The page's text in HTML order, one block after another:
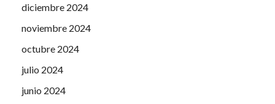
diciembre 2024
noviembre 2024
octubre 2024
julio 2024
junio 2024